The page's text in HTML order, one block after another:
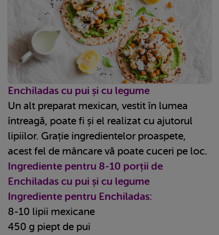
Enchiladas cu pui și cu legume
Un alt preparat mexican, vestit în lumea
întreagă, poate fi și el realizat cu ajutorul
lipiilor. Grație ingredientelor proaspete,
acest fel de mâncare vă poate cuceri pe loc.
Ingrediente pentru 8-10 porții de
Enchiladas cu pui și cu legume
Ingrediente pentru Enchiladas:
8-10 lipii mexicane
450 g piept de pui